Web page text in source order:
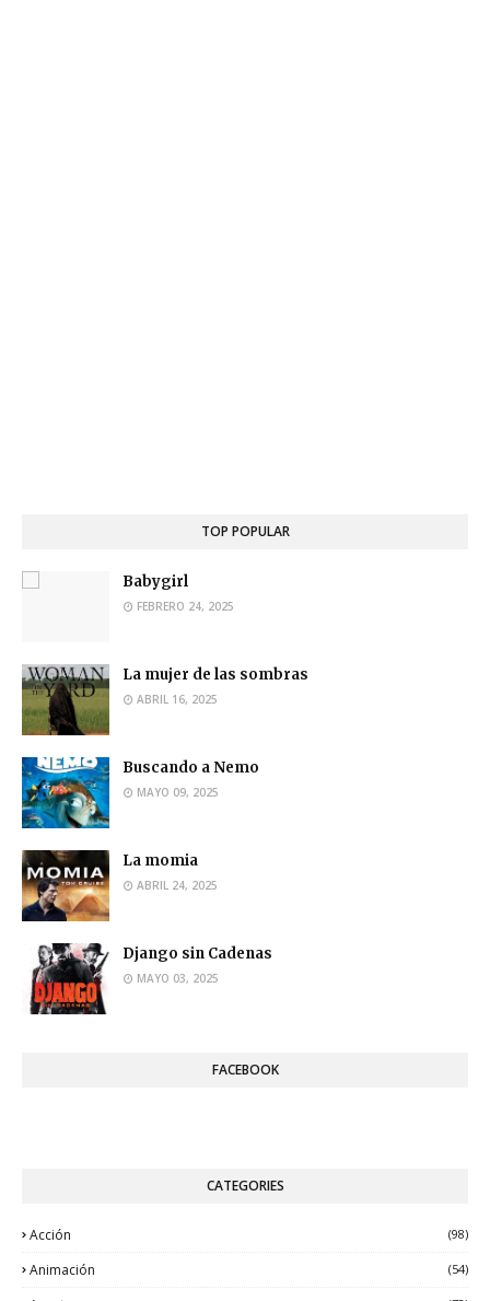
TOP POPULAR
Babygirl
FEBRERO 24, 2025
La mujer de las sombras
ABRIL 16, 2025
Buscando a Nemo
MAYO 09, 2025
La momia
ABRIL 24, 2025
Django sin Cadenas
MAYO 03, 2025
FACEBOOK
CATEGORIES
Acción (98)
Animación (54)